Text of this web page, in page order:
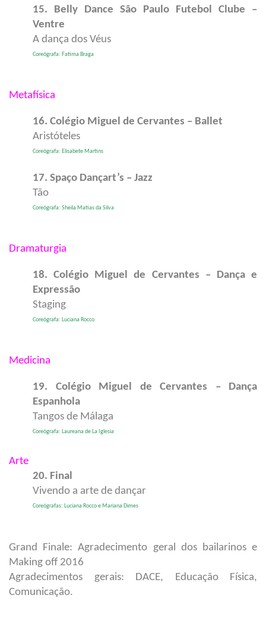
15. Belly Dance São Paulo Futebol Clube –
Ventre
A dança dos Véus
Coreógrafa: Fatima Braga
Metafísica
16. Colégio Miguel de Cervantes – Ballet
Aristóteles
Coreógrafa: Elisabete Martins
17. Spaço Dançart’s – Jazz
Tão
Coreógrafa: Sheila Matias da Silva
Dramaturgia
18. Colégio Miguel de Cervantes – Dança e
Expressão
Staging
Coreógrafa: Luciana Rocco
Medicina
19. Colégio Miguel de Cervantes – Dança
Espanhola
Tangos de Málaga
Coreógrafa: Laureana de La Iglesia
Arte
20. Final
Vivendo a arte de dançar
Coreógrafas: Luciana Rocco e Mariana Dimes
Grand Finale: Agradecimento geral dos bailarinos e
Making off 2016
Agradecimentos gerais: DACE, Educação Física,
Comunicação.